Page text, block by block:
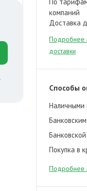
компаний
Доставка
Подробнее
доставки
Способы
Наличными
Покупка в
Подробнее